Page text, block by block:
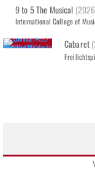
9 to 5 The Musical
International College of
Cabaret